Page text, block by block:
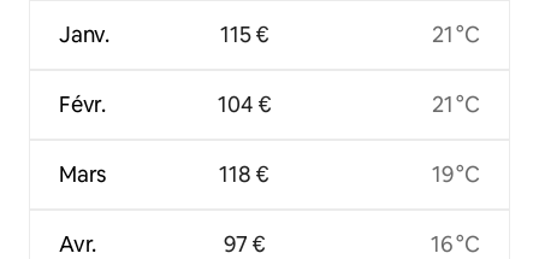
Janv.
Févr.
Mars
Avr.
115 €
104 €
118 €
97 €
21 °C
21 °C
19 °C
16 °C